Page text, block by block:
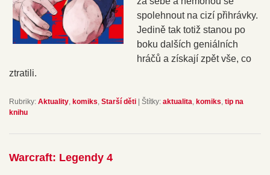
spolehnout na cizí přihrávky.
Jedině tak totiž stanou po
boku dalších geniálních
hráčů a získají zpět vše, co
ztratili.
Rubriky: Aktuality komiks Starší děti | Štítky: aktualita komiks tip na
knihu
Warcraft: Legendy 4